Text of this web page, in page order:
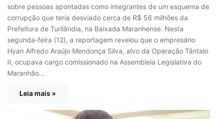
sobre pessoas apontadas como integrantes de um esquema de
corrupção que teria desviado cerca de R$ 56 milhões da
Prefeitura de Turilândia, na Baixada Maranhense. Nesta
segunda-feira (12), a reportagem revelou que o empresário
Hyan Alfredo Araújo Mendonça Silva, alvo da Operação Tântalo
II, ocupava cargo comissionado na Assembleia Legislativa do
Maranhão…
Leia mais »